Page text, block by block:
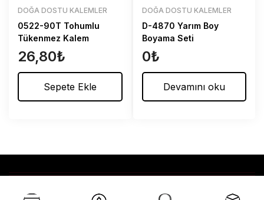
DOĞA DOSTU KALEMLER
0522-90T Tohumlu
Tükenmez Kalem
26,80₺
Sepete Ekle
DOĞA DOSTU KALEMLER
D-4870 Yarım Boy
Boyama Seti
0₺
Devamını oku